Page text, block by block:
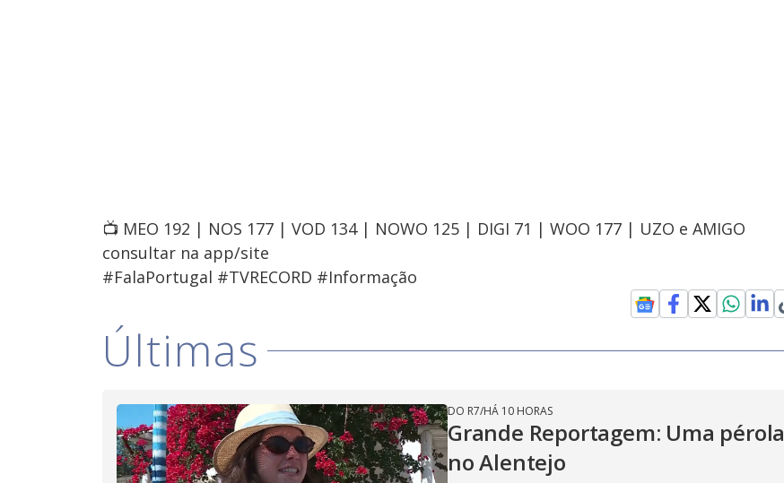
📺 MEO 192 | NOS 177 | VOD 134 | NOWO 125 | DIGI 71 | WOO 177 | UZO e AMIGO
consultar na app/site
#FalaPortugal #TVRECORD #Informação
Últimas
DO R7/HÁ 10 HORAS
Grande Reportagem: Uma pérola
no Alentejo